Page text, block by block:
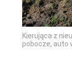
Kierująca z
pobocze, auto